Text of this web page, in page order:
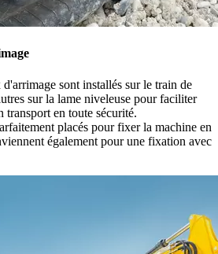
sont installés sur le train de
sur la lame niveleuse pour faciliter
transport en toute sécurité.
placés pour fixer la machine en
également pour une fixation avec